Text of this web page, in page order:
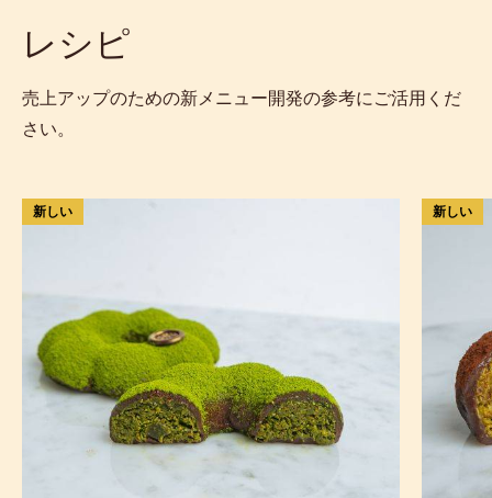
レシピ
売上アップのための新メニュー開発の参考にご活用くだ
さい。
新しい
も
ち
感
の
抹
新しい
ア
も